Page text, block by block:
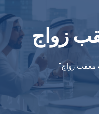
زواج
معقب زواج"